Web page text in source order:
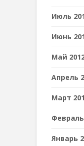
Июль
Июнь
Май
Апрель
Март
Январь